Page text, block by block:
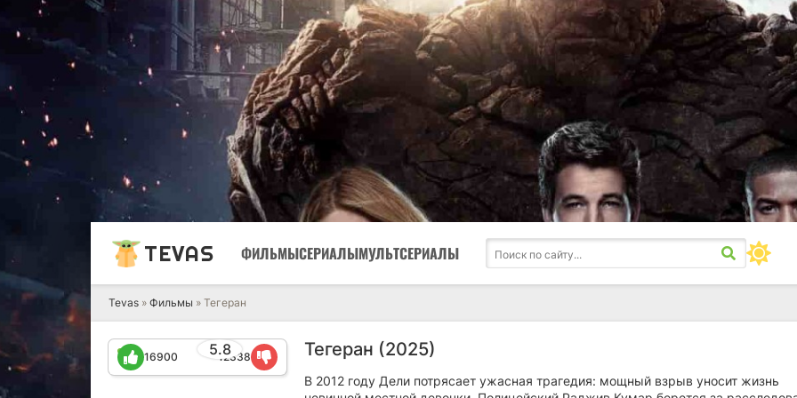
TEVAS ФИЛЬМЫСЕРИАЛЫМУЛЬТСЕРИАЛЫ
Tevas » Фильмы » Тегеран
Тегеран (2025)
5.8
16900 12338
В 2012 году Дели потрясает ужасная трагедия: мощный взрыв уносит жизнь